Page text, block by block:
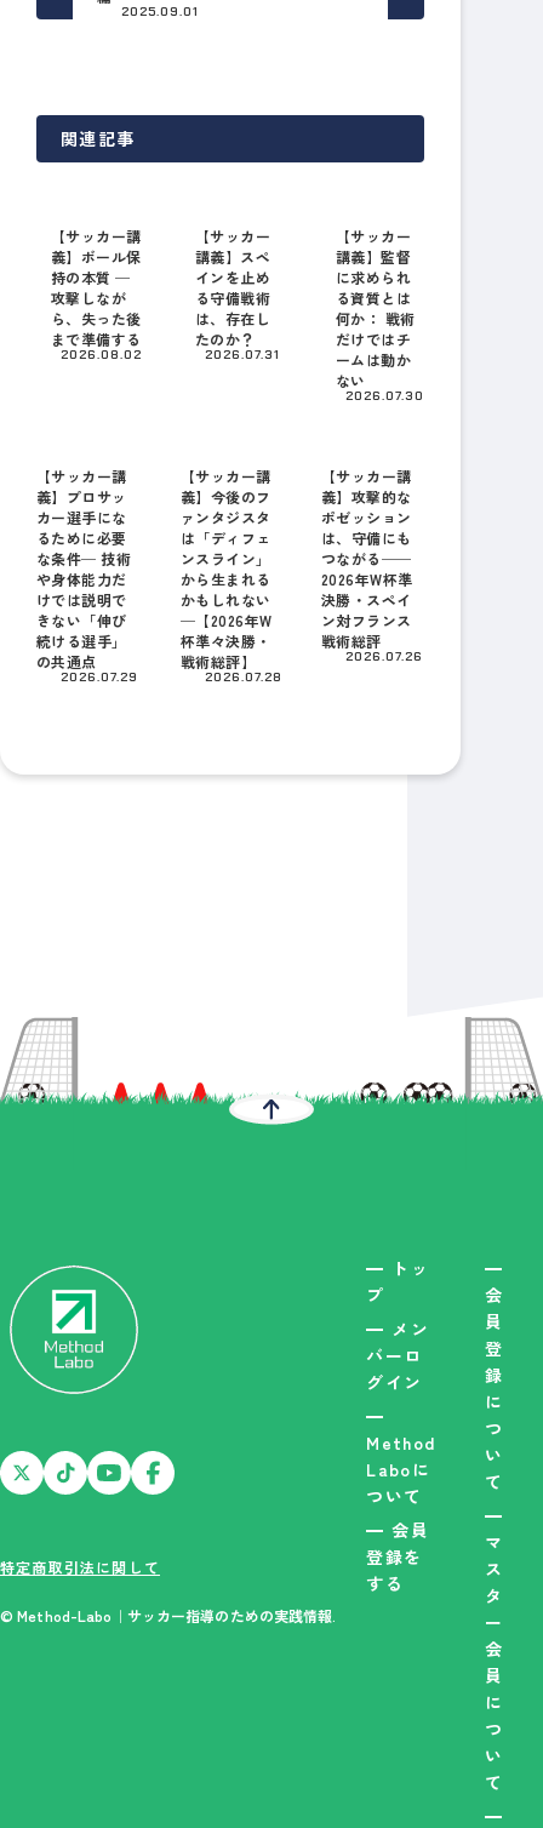
2025.09.01
関連記事
【サッカー講
義】ボール保
持の本質 ─
攻撃しなが
ら、失った後
まで準備する
2026.08.02
【サッカー
講義】スペ
インを止め
る守備戦術
は、存在し
たのか？
2026.07.31
【サッカー
講義】監督
に求められ
る資質とは
何か： 戦術
だけではチ
ームは動か
ない
2026.07.30
【サッカー講
義】プロサッ
カー選手にな
るために必要
な条件─ 技術
や身体能力だ
けでは説明で
きない「伸び
続ける選手」
の共通点
2026.07.29
【サッカー講
義】今後のフ
ァンタジスタ
は「ディフェ
ンスライン」
から生まれる
かもしれない
─【2026年W
杯準々決勝・
戦術総評】
2026.07.28
【サッカー講
義】攻撃的な
ポゼッション
は、守備にも
つながる──
2026年W杯準
決勝・スペイ
ン対フランス
戦術総評
2026.07.26
特定商取引法に関して
© Method-Labo｜サッカー指導のための実践情報.
トッ
プ
メン
バーロ
グイン
Method
Laboに
ついて
会員
登録を
する
会
員
登
録
に
つ
い
て
マ
ス
タ
ー
会
員
に
つ
い
て